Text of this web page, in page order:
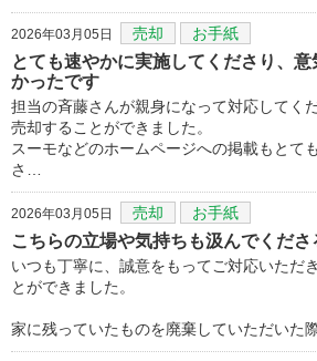
2026年03月05日 売却 お手紙
とても速やかに実施してくださり、
かったです
担当の斉藤さんが親身になって対応してく
売却することができました。
スーモなどのホームページへの掲載もとて
さ…
2026年03月05日 売却 お手紙
こちらの立場や気持ちも汲んでくだ
いつも丁寧に、誠意をもってご対応いただ
とができました。
家に残っていたものを廃棄していただいた